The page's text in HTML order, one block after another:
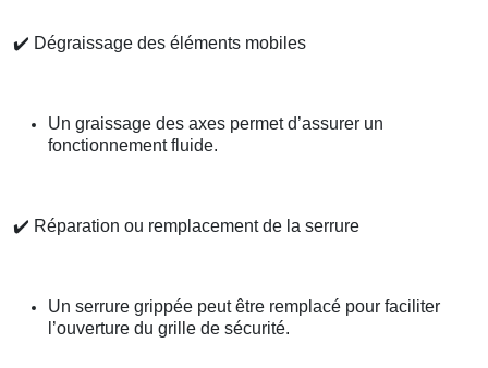
✔️ Dégraissage des éléments mobiles
Un graissage des axes permet d’assurer un
fonctionnement fluide.
✔️ Réparation ou remplacement de la serrure
Un serrure grippée peut être remplacé pour faciliter
l’ouverture du grille de sécurité.